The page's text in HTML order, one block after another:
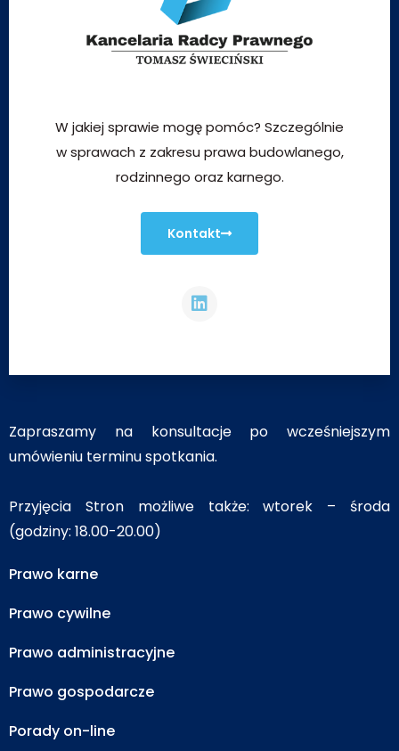
W jakiej sprawie mogę pomóc? Szczególnie
w sprawach z zakresu prawa budowlanego,
rodzinnego oraz karnego.
Kontakt
Zapraszamy na konsultacje po wcześniejszym
umówieniu terminu spotkania.
Przyjęcia Stron możliwe także: wtorek – środa
(godziny: 18.00-20.00)
Prawo karne
Prawo cywilne
Prawo administracyjne
Prawo gospodarcze
Porady on-line